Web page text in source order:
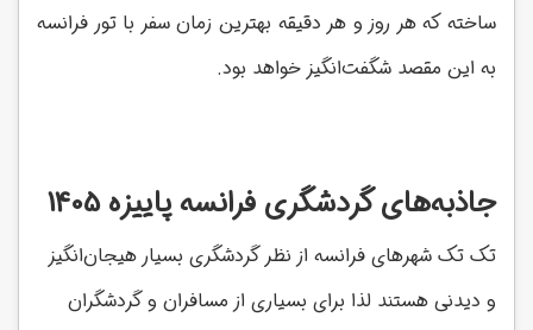
ساخته که هر روز و هر دقیقه بهترین زمان سفر با تور فرانسه
به این مقصد شگفت‌انگیز خواهد بود.
جاذبه‌های گردشگری فرانسه پاییزه 1405
تک تک شهرهای فرانسه از نظر گردشگری بسیار هیجان‌انگیز
و دیدنی هستند لذا برای بسیاری از مسافران و گردشگران